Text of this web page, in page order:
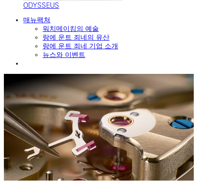
ODYSSEUS
매뉴팩쳐
워치메이킹의 예술
랑에 운트 죄네의 유산
랑에 운트 죄네 기업 소개
뉴스와 이벤트